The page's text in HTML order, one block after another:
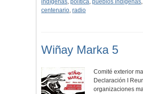
indígenas, política, pueblos indígenas,
centenario, radio
Wiñay Marka 5
Comité exterior
Declaración I
organizaciones